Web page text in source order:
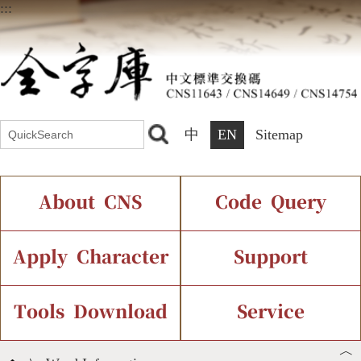
:::
中 EN Sitemap
About CNS
Introduction Current Status
Chinese Code Status
Code Query
IDS Query
Components Query
Apply Character
Application Process
Support
Font Instant Display
Tools Download Service
︿